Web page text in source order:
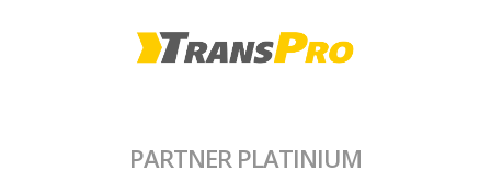
PARTNER PLATINIUM